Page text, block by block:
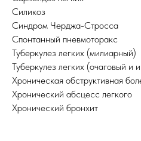
Силикоз
Синдром Черджа-Стросса
Спонтанный пневмоторакс
Туберкулез легких (милиарный)
Туберкулез легких (очаговый и
Хроническая обструктивная
Хронический абсцесс легкого
Хронический бронхит